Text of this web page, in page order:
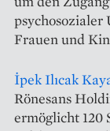
psychosozialer
Frauen und
İpek Ilıcak
Rönesans
ermöglicht 120